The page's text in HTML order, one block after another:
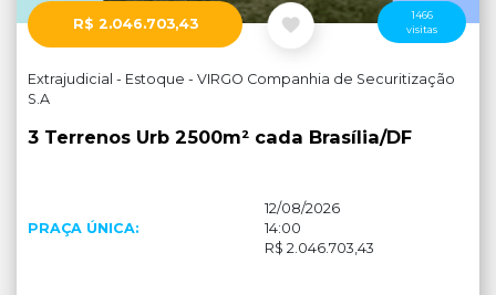
R$ 2.046.703,43
1466
visitas
Extrajudicial - Estoque - VIRGO Companhia de Securitização
S.A
3 Terrenos Urb 2500m² cada Brasília/DF
PRAÇA ÚNICA:
12/08/2026
14:00
R$ 2.046.703,43